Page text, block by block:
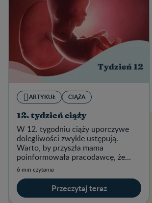
ARTYKUŁ CIĄŻA
12. tydzień ciąży
W 12. tygodniu ciąży uporczywe
dolegliwości zwykle ustępują.
Warto, by przyszła mama
poinformowała pracodawcę, że
spodziewa się dziecka.
6 min czytania
Przeczytaj teraz